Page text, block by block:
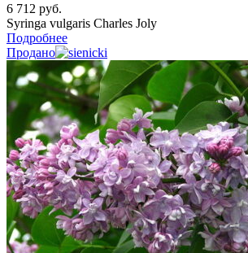
6 712 руб.
Syringa vulgaris Charles Joly
Подробнее
Продано